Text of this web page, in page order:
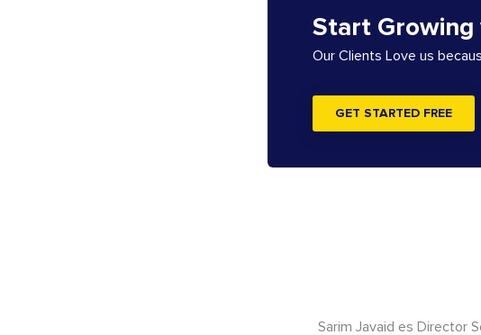
Start Growing
Our Clients Love us
GET STARTED FREE
Sarim Javaid es Director